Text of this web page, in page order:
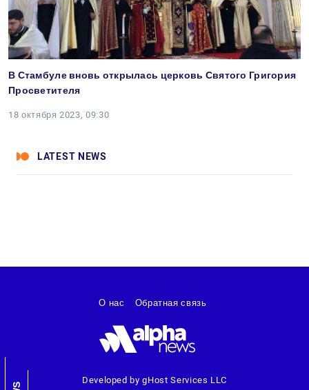
В Стамбуле вновь открылась церковь Святого Григория
Просветителя
18 октября 2023, 09:30
LATEST NEWS
Developed by gHost Services LLC
О нас Обратная связь